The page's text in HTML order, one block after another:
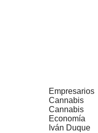
Empresarios
Cannabis
Cannabis
Economía
Iván Duque